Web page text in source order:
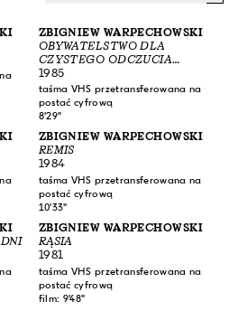
ZBIGNIEW WARPECHOWSKI
OBYWATELSTWO DLA
CZYSTEGO ODCZUCIA
KAZIMIERZA MALEWICZA
1985
taśma VHS przetransferowana na
postać cyfrową
8'29"
ZBIGNIEW WARPECHOWSKI
REMIS
1984
taśma VHS przetransferowana na
postać cyfrową
10'33"
ZBIGNIEW WARPECHOWSKI
RĄSIA
1981
taśma VHS przetransferowana na
postać cyfrową
film: 9'48"